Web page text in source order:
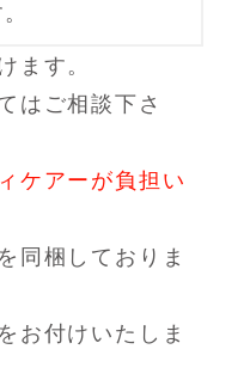
ます。
はご相談下さ
ケアーが負担い
同梱しておりま
お付けいたしま